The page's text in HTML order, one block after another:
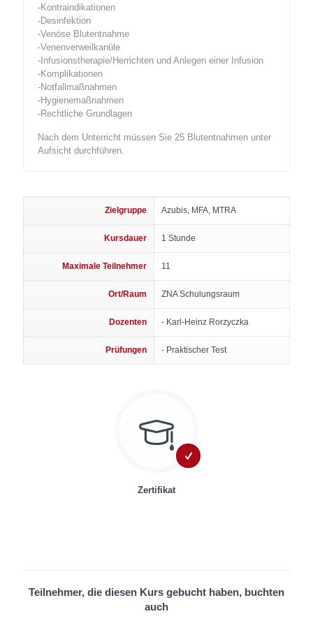
-Kontraindikationen
-Desinfektion
-Venöse Blutentnahme
-Venenverweilkanüle
-Infusionstherapie/Herrichten und Anlegen einer Infusion
-Komplikationen
-Notfallmaßnahmen
-Hygienemaßnahmen
-Rechtliche Grundlagen
Nach dem Unterricht müssen Sie 25 Blutentnahmen unter
Aufsicht durchführen.
Zielgruppe Azubis, MFA, MTRA
Kursdauer 1 Stunde
Maximale Teilnehmer 11
Ort/Raum ZNA Schulungsraum
Dozenten - Karl-Heinz Rorzyczka
Prüfungen - Praktischer Test
Zertifikat
Teilnehmer, die diesen Kurs gebucht haben, buchten
auch